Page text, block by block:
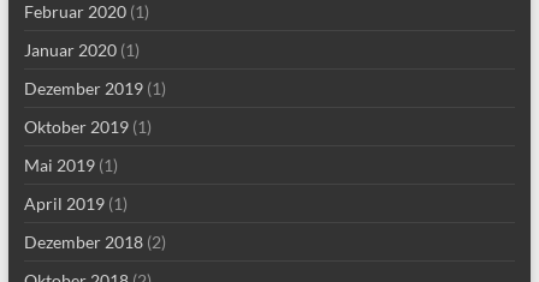
Februar 2020(1)
Januar 2020(1)
Dezember 2019(1)
Oktober 2019(1)
Mai 2019(1)
April 2019(1)
Dezember 2018(2)